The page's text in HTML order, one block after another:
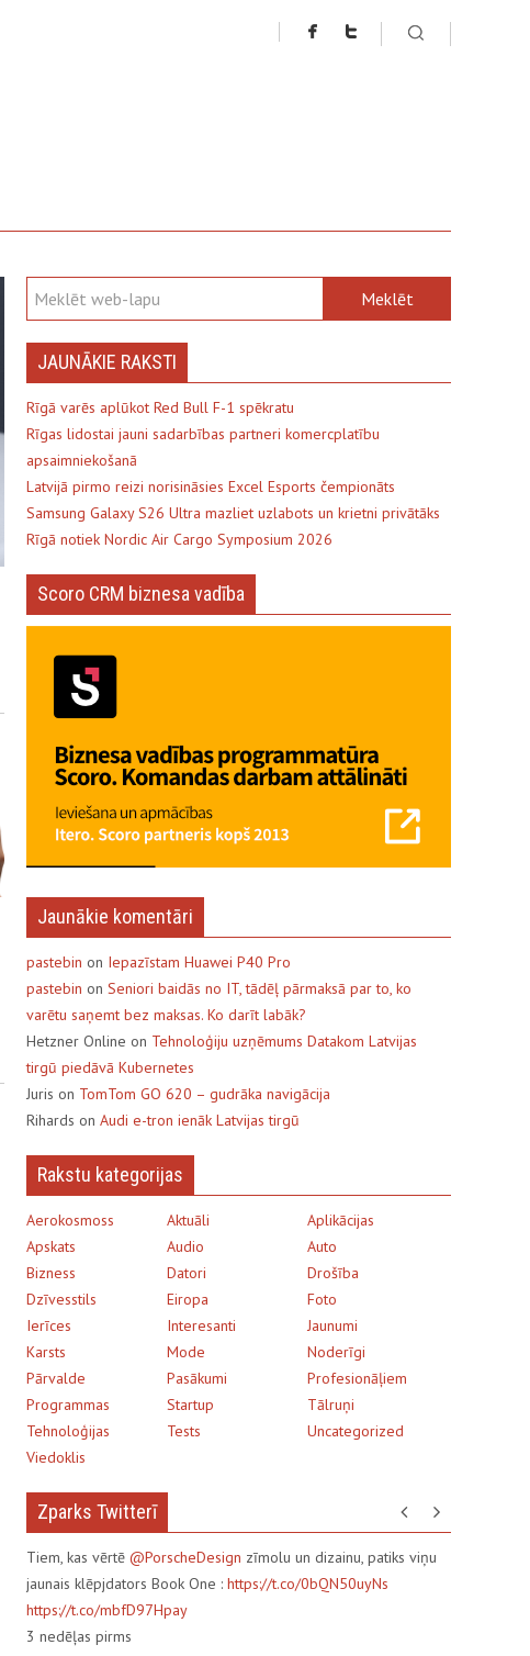
JAUNĀKIE RAKSTI
Rīgā varēs aplūkot Red Bull F-1 spēkratu
Rīgas lidostai jauni sadarbības partneri komercplatību
apsaimniekošanā
Latvijā pirmo reizi norisināsies Excel Esports čempionāts
Samsung Galaxy S26 Ultra mazliet uzlabots un krietni privātāks
Rīgā notiek Nordic Air Cargo Symposium 2026
Scoro CRM biznesa vadība
Jaunākie komentāri
pastebin on Iepazīstam Huawei P40 Pro
pastebin onSeniori baidās no IT, tādēļ pārmaksā par to, ko
varētu saņemt bez maksas. Ko darīt labāk?
Hetzner Online on Tehnoloģiju uzņēmums Datakom Latvijas
tirgū piedāvā Kubernetes
Juris on TomTom GO 620 – gudrāka navigācija
Rihards onAudi e-tron ienāk Latvijas tirgū
Rakstu kategorijas
Aerokosmoss Aktuāli
Aplikācijas
Apskats
Audio
Auto
Bizness
Datori
Drošība
Dzīvesstils
Eiropa
Foto
Ierīces
Interesanti
Jaunumi
Karsts
Mode
Noderīgi
Pārvalde
Pasākumi
Profesionāļiem
Programmas
Startup
Tālruņi
Tehnoloģijas
Tests
Uncategorized
Viedoklis
Zparks Twitterī
Tiem, kas vērtē@PorscheDesign zīmolu un dizainu, patiks viņu
jaunais klēpjdators Book One :https://t.co/0bQN50uyNs
https://t.co/mbfD97Hpay
3nedēļas pirms